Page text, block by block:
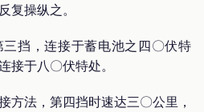
复操纵之。
挡，连接于蓄电池之四〇伏特
接于八〇伏特处。
方法，第四挡时速达三〇公里，